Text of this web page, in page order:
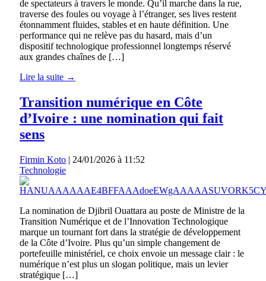
de spectateurs à travers le monde. Qu’il marche dans la rue,
traverse des foules ou voyage à l’étranger, ses lives restent
étonnamment fluides, stables et en haute définition. Une
performance qui ne relève pas du hasard, mais d’un
dispositif technologique professionnel longtemps réservé
aux grandes chaînes de […]
Lire la suite →
Transition numérique en Côte
d’Ivoire : une nomination qui fait
sens
Firmin Koto | 24/01/2026 à 11:52
Technologie
La nomination de Djibril Ouattara au poste de Ministre de la
Transition Numérique et de l’Innovation Technologique
marque un tournant fort dans la stratégie de développement
de la Côte d’Ivoire. Plus qu’un simple changement de
portefeuille ministériel, ce choix envoie un message clair : le
numérique n’est plus un slogan politique, mais un levier
stratégique […]